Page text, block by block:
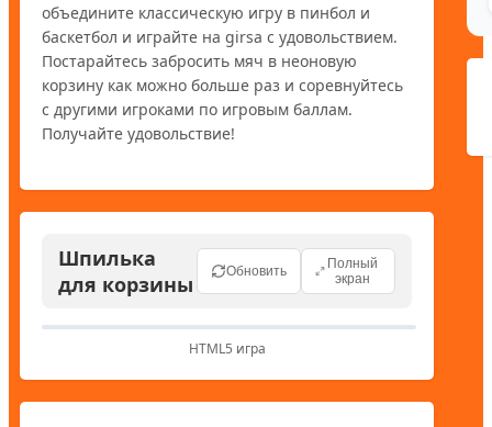
объедините классическую игру в пинбол и
баскетбол и играйте на girsa с удовольствием.
Постарайтесь забросить мяч в неоновую
корзину как можно больше раз и соревнуйтесь
с другими игроками по игровым баллам.
Получайте удовольствие!
Шпилька
для корзины
Обновить
Полный
экран
HTML5 игра